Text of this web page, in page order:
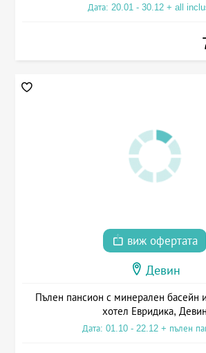
Дата: 20.01 - 30.12 + all
виж офертата
Девин
Пълен пансион с минерален басейн
хотел Евридика, Девин
Дата: 01.10 - 22.12 + пълен